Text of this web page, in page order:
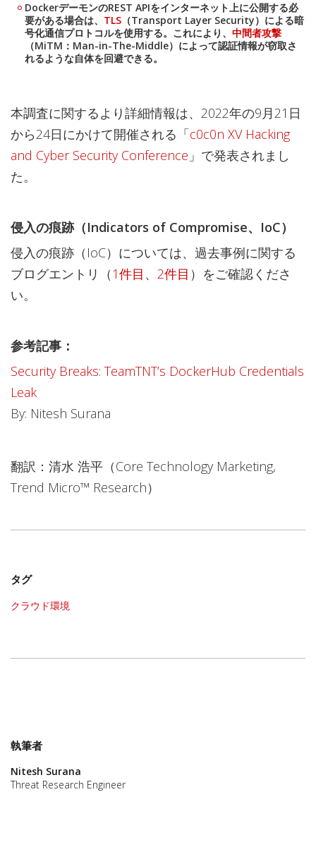
DockerデーモンのREST APIをインターネット上に公開する必
要がある場合は、 TLS （Transport Layer Security）による暗
号化通信プロトコルを使用する。これにより、 中間者攻撃
（MiTM：Man-in-The-Middle）によって認証情報が窃取さ
れるような自体を回避できる。
本調査に関するより詳細情報は、2022年の9月21日
から24日にかけて開催される「c0c0n XV Hacking
and Cyber Security Conference 」で発表されまし
た。
侵入の痕跡（Indicators of Compromise、IoC）
侵入の痕跡（IoC）については、過去事例に関する
ブログエントリ（1件目 、 2件目 ）をご確認くださ
い。
参考記事：
Security Breaks: TeamTNT’s DockerHub Credentials
Leak
By: Nitesh Surana
翻訳：清水 浩平（Core Technology Marketing,
Trend Micro™ Research）
タグ
クラウド環境
執筆者
Nitesh Surana
Threat Research Engineer